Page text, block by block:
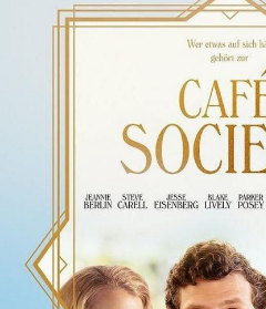
Gonzalez. Und Dylan tritt an
ihrer Metal-Band auf, legt sich
Flaschenwerfer aus dem
auf einer Bank am